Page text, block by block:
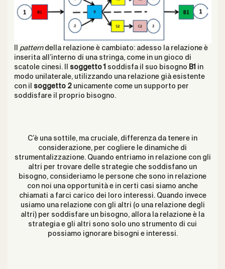
pattern della relazione è cambiato: adesso la relazione è
inserita all’interno di una stringa, come in un gioco di
scatole cinesi. Il
soggetto 1 soddisfa il suo bisogno B1 in
modo unilaterale, utilizzando una relazione già esistente
con il
soggetto 2unicamente come un supporto per
soddisfare il proprio bisogno.
C’è una sottile, ma cruciale, differenza da tenere in
considerazione, per cogliere le dinamiche di
strumentalizzazione. Quando entriamo in relazione con gli
altri per trovare delle strategie che soddisfano un
bisogno, consideriamo le persone che sono in relazione
con noi una opportunità e in certi casi siamo anche
chiamati a farci carico dei loro interessi. Quando invece
usiamo una relazione con gli altri (o una relazione degli
altri) per soddisfare un bisogno, allora la relazione è la
strategia e gli altri sono solo uno strumento di cui
possiamo ignorare bisogni e interessi.